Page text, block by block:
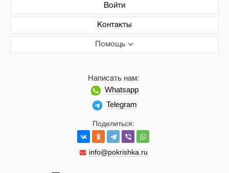
Войти
Контакты
Помощь
Поделиться:
info@pokrishka.ru
Написать нам:
Whatsapp
Telegram